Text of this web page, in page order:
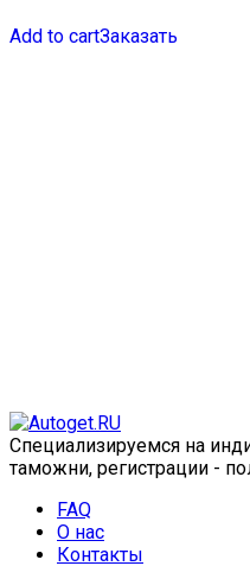
Add to cartЗаказать
Специализируемся на
таможни, регистрации -
FAQ
О нас
Контакты